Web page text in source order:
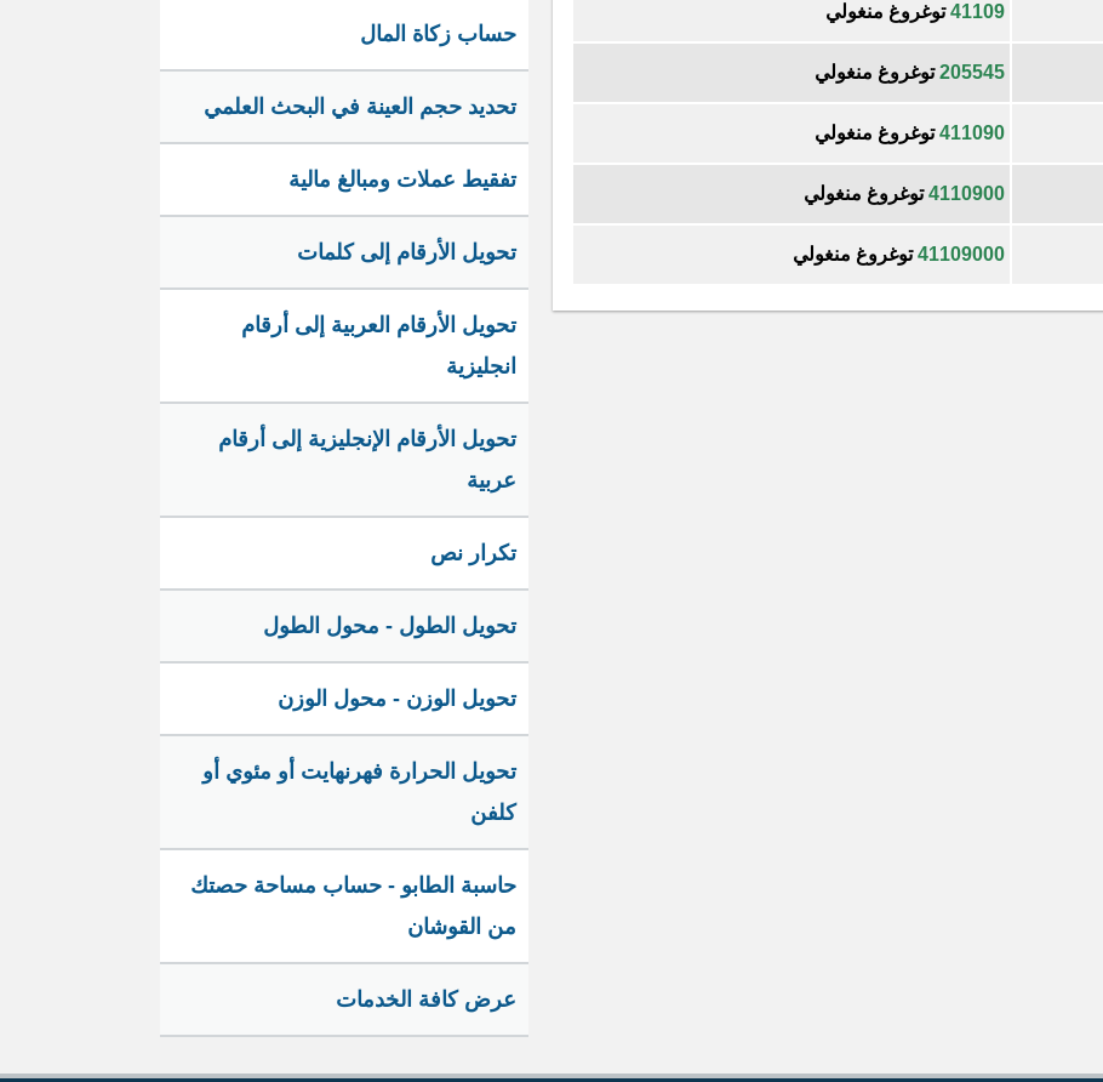
41109توغروغ منغولي
205545توغروغ منغولي
411090توغروغ منغولي
4110900توغروغ منغولي
41109000توغروغ منغولي
حساب زكاة المال
تحديد حجم العينة في البحث العلمي
تفقيط عملات ومبالغ مالية
تحويل الأرقام إلى كلمات
تحويل الأرقام العربية إلى أرقام
انجليزية
تحويل الأرقام الإنجليزية إلى أرقام
عربية
تكرار نص
تحويل الطول - محول الطول
تحويل الوزن - محول الوزن
تحويل الحرارة فهرنهايت أو مئوي أو
كلفن
حاسبة الطابو - حساب مساحة حصتك
من القوشان
عرض كافة الخدمات